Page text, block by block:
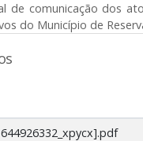
de comunicação dos
do Município de